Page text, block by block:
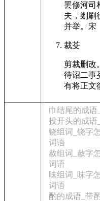
罢修河司
夫，剗刷
并举。宋
裁芟
剪裁删改
待诏二事
有将正文
巾结尾的成语
投开头的成语
铙组词_铙字
词语
赦组词_赦字
词语
味组词_味字
词语
酌的成语_带